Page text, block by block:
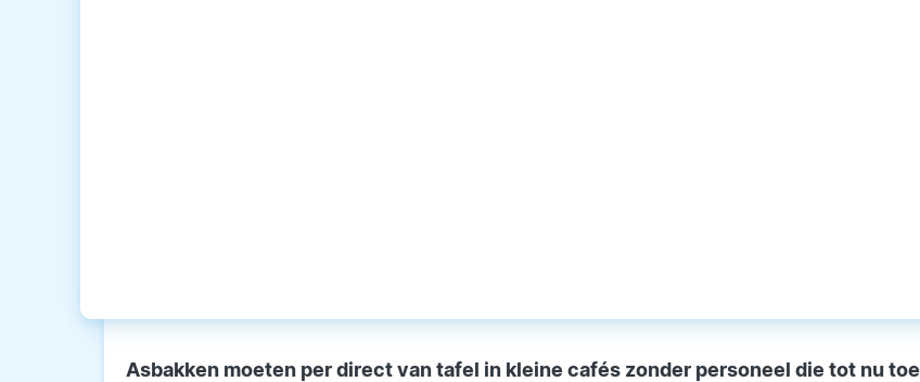
Asbakken moeten per direct van tafel in kleine cafés zonder personeel die tot nu toe